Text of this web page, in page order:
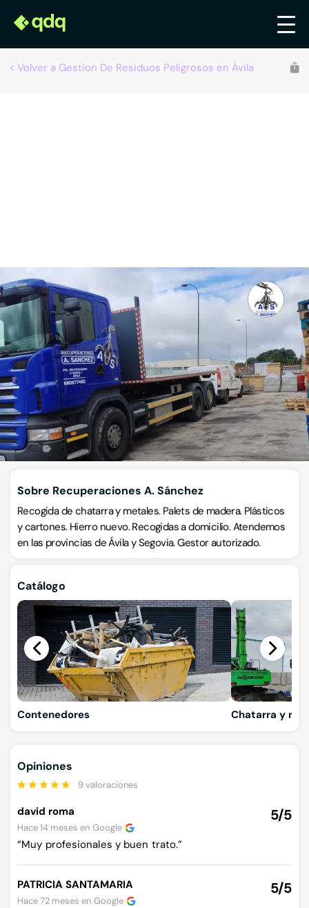
Volver a Gestion De Residuos Peligrosos en Ávila
Recomendado por qdq
Recuperaciones A. Sánchez
Gestión de residuos peligrosos
Calle Murcia 7, 05194, Ávila, Ávila, Ávila
VISITAR WEB CÓMO LLEGAR
Llamar ahora
Sobre Recuperaciones A. Sánchez
Recogida de chatarra y metales. Palets de madera. Plásticos
y cartones. Hierro nuevo. Recogidas a domicilio. Atendemos
en las provincias de Ávila y Segovia. Gestor autorizado.
Catálogo
Contenedores Chatarra y
Opiniones
9 valoraciones
5/5
david roma
Hace 14 meses en Google
“Muy profesionales y buen trato.”
5/5
PATRICIA SANTAMARIA
Hace 72 meses en Google